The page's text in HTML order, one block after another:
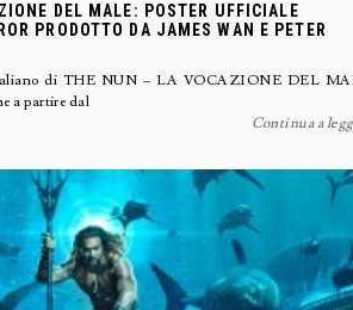
DEL MALE: POSTER UFFICIALE
PRODOTTO DA JAMES WAN E PETER
di THE NUN – LA VOCAZIONE DEL
a partire dal
Continua a